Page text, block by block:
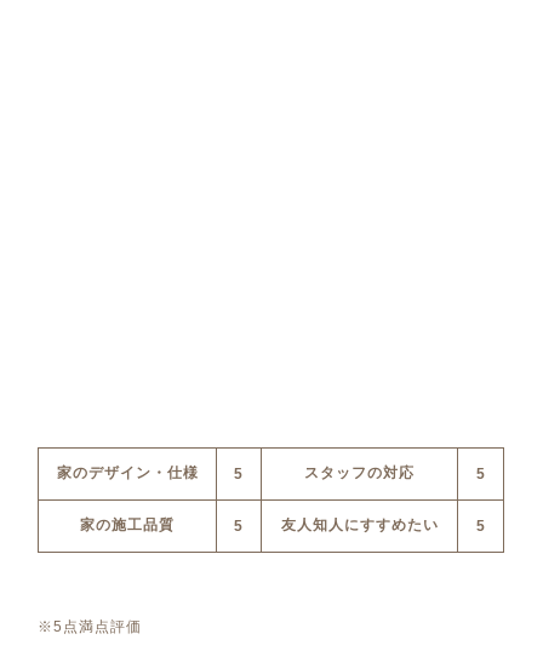
家のデザイン・仕様 5 スタッフの対応 5
家の施工品質 5 友人知人にすすめたい 5
※5点満点評価